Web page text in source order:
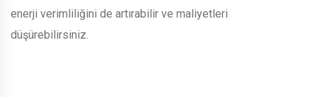
enerji verimliliğini de artırabilir ve maliyetleri
düşürebilirsiniz.